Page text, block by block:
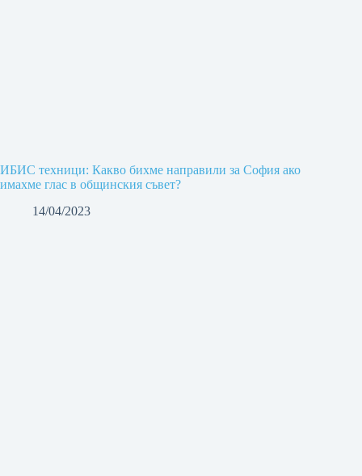
ИБИС техници: Какво бихме направили за София ако
имахме глас в общинския съвет?
14/04/2023